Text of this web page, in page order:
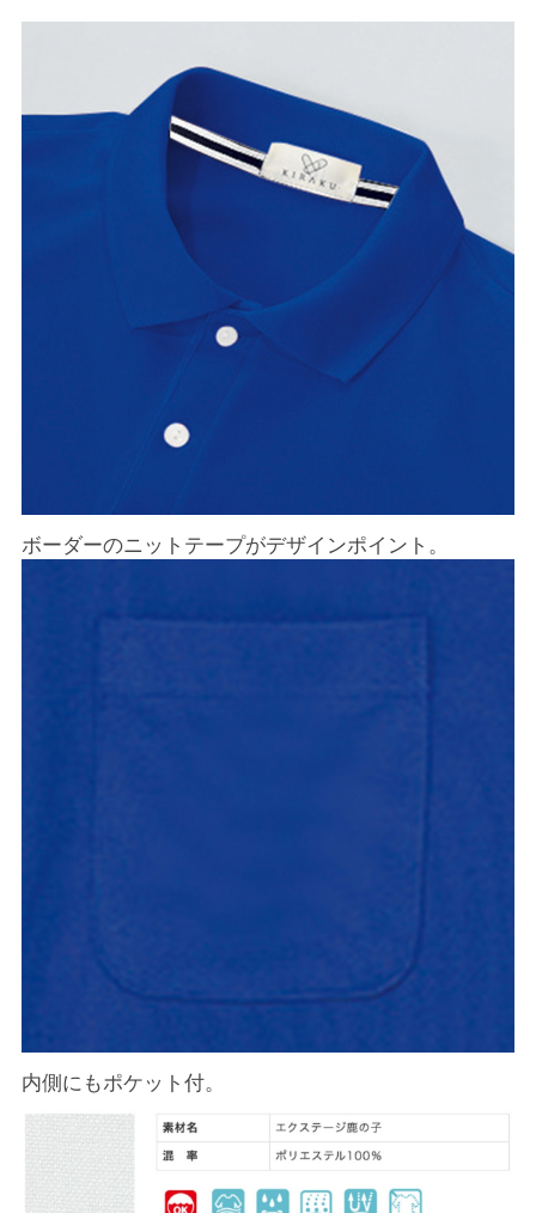
ボーダーのニットテープがデザインポイント。
内側にもポケット付。